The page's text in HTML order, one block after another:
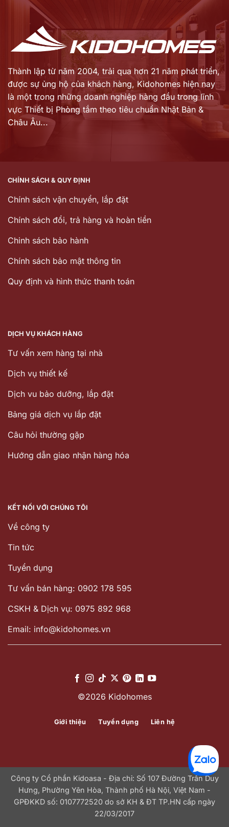
3.410.000 ₫.
Thành lập từ năm 2004, trải qua hơn 21 năm phát triển,
được sự ủng hộ của khách hàng, Kidohomes hiện nay
là một trong những doanh nghiệp hàng đầu trong lĩnh
vực Thiết bị Phòng tắm theo tiêu chuẩn Nhật Bản &
Châu Âu...
CHÍNH SÁCH & QUY ĐỊNH
Chính sách vận chuyển, lắp đặt
Chính sách đổi, trả hàng và hoàn tiền
Chinh sách bảo hành
Chính sách bảo mật thông tin
Quy định và hình thức thanh toán
DỊCH VỤ KHÁCH HÀNG
Tư vấn xem hàng tại nhà
Dịch vụ thiết kế
Dịch vu bảo dưỡng, lắp đặt
Bảng giá dịch vụ lắp đặt
Câu hỏi thường gặp
Hướng dẫn giao nhận hàng hóa
KẾT NỐI VỚI CHÚNG TÔI
Về công ty
Tin tức
Tuyển dụng
Tư vấn bán hàng: 0902 178 595
CSKH & Dịch vụ: 0975 892 968
Email: info@kidohomes.vn
©2026 Kidohomes
Giới thiệu Tuyển dụng Liên hệ
Công ty Cổ phần Kidoasa - Địa chỉ: Số 107 Đường Trần Duy
Hưng, Phường Yên Hòa, Thành phố Hà Nội, Việt Nam -
GPĐKKD số: 0107772520 do sở KH & ĐT TP.HN cấp ngày
22/03/2017